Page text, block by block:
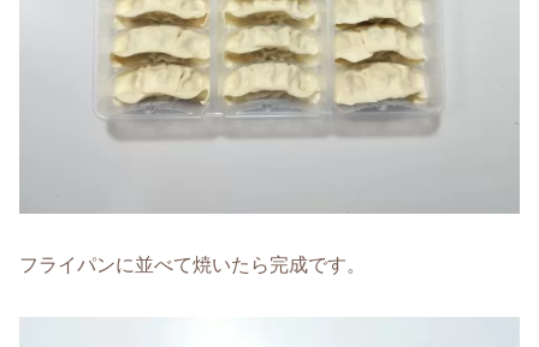
フライパンに並べて焼いたら完成です。